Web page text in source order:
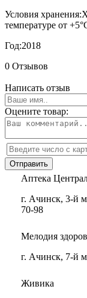
Условия хранения:
температуре от
Год:2018
0 Отзывов
Написать отзыв
Оцените товар:
Аптека
г. Ачинск, 3-й
70-98
Мелодия
г. Ачинск, 7-й
Живика